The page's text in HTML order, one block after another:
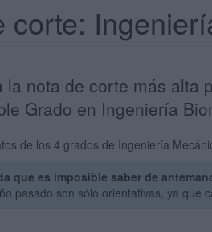
corte:
la nota de corte más
Grado en Ingeniería
de los 4 grados de Ingeniería
que es imposible saber de
pasado son sólo orientativas, ya que